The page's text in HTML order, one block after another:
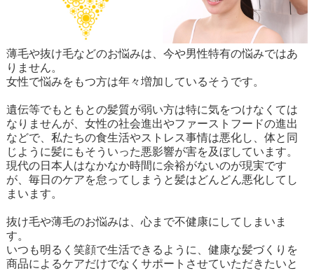
薄毛や抜け毛などのお悩みは、今や男性特有の悩みではあ
りません。
女性で悩みをもつ方は年々増加しているそうです。
遺伝等でもともとの髪質が弱い方は特に気をつけなくては
なりませんが、女性の社会進出やファーストフードの進出
などで、私たちの食生活やストレス事情は悪化し、体と同
じように髪にもそういった悪影響が害を及ぼしています。
現代の日本人はなかなか時間に余裕がないのが現実です
が、毎日のケアを怠ってしまうと髪はどんどん悪化してし
まいます。
抜け毛や薄毛のお悩みは、心まで不健康にしてしまいま
す。
いつも明るく笑顔で生活できるように、健康な髪づくりを
商品によるケアだけでなくサポートさせていただきたいと